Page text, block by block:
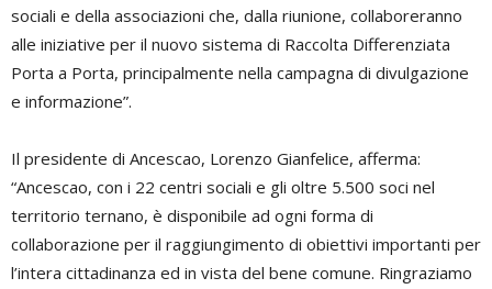
sociali e della associazioni che, dalla riunione, collaboreranno
alle iniziative per il nuovo sistema di Raccolta Differenziata
Porta a Porta, principalmente nella campagna di divulgazione
e informazione”.
Il presidente di Ancescao, Lorenzo Gianfelice, afferma:
“Ancescao, con i 22 centri sociali e gli oltre 5.500 soci nel
territorio ternano, è disponibile ad ogni forma di
collaborazione per il raggiungimento di obiettivi importanti per
l’intera cittadinanza ed in vista del bene comune. Ringraziamo